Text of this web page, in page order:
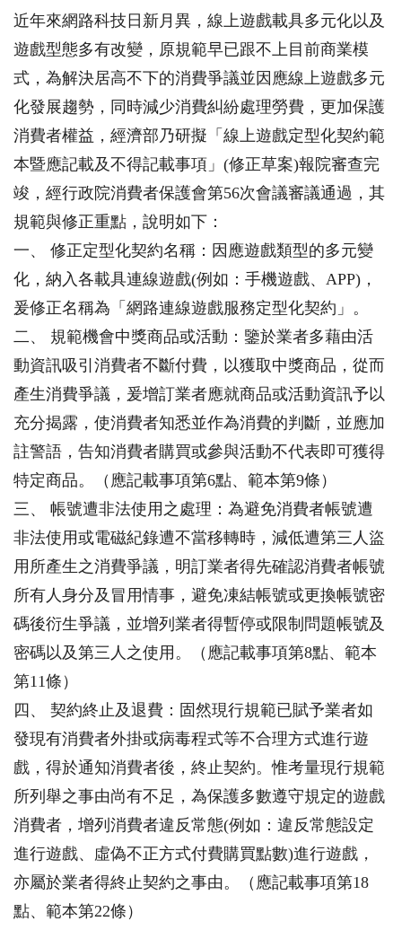
近年來網路科技日新月異，線上遊戲載具多元化以及
遊戲型態多有改變，原規範早已跟不上目前商業模
式，為解決居高不下的消費爭議並因應線上遊戲多元
化發展趨勢，同時減少消費糾紛處理勞費，更加保護
消費者權益，經濟部乃研擬「線上遊戲定型化契約範
本暨應記載及不得記載事項」(修正草案)報院審查完
竣，經行政院消費者保護會第56次會議審議通過，其
規範與修正重點，說明如下：
一、 修正定型化契約名稱：因應遊戲類型的多元變
化，納入各載具連線遊戲(例如：手機遊戲、APP)，
爰修正名稱為「網路連線遊戲服務定型化契約」。
二、 規範機會中獎商品或活動：鑒於業者多藉由活
動資訊吸引消費者不斷付費，以獲取中獎商品，從而
產生消費爭議，爰增訂業者應就商品或活動資訊予以
充分揭露，使消費者知悉並作為消費的判斷，並應加
註警語，告知消費者購買或參與活動不代表即可獲得
特定商品。（應記載事項第6點、範本第9條）
三、 帳號遭非法使用之處理：為避免消費者帳號遭
非法使用或電磁紀錄遭不當移轉時，減低遭第三人盜
用所產生之消費爭議，明訂業者得先確認消費者帳號
所有人身分及冒用情事，避免凍結帳號或更換帳號密
碼後衍生爭議，並增列業者得暫停或限制問題帳號及
密碼以及第三人之使用。（應記載事項第8點、範本
第11條）
四、 契約終止及退費：固然現行規範已賦予業者如
發現有消費者外掛或病毒程式等不合理方式進行遊
戲，得於通知消費者後，終止契約。惟考量現行規範
所列舉之事由尚有不足，為保護多數遵守規定的遊戲
消費者，增列消費者違反常態(例如：違反常態設定
進行遊戲、虛偽不正方式付費購買點數)進行遊戲，
亦屬於業者得終止契約之事由。（應記載事項第18
點、範本第22條）